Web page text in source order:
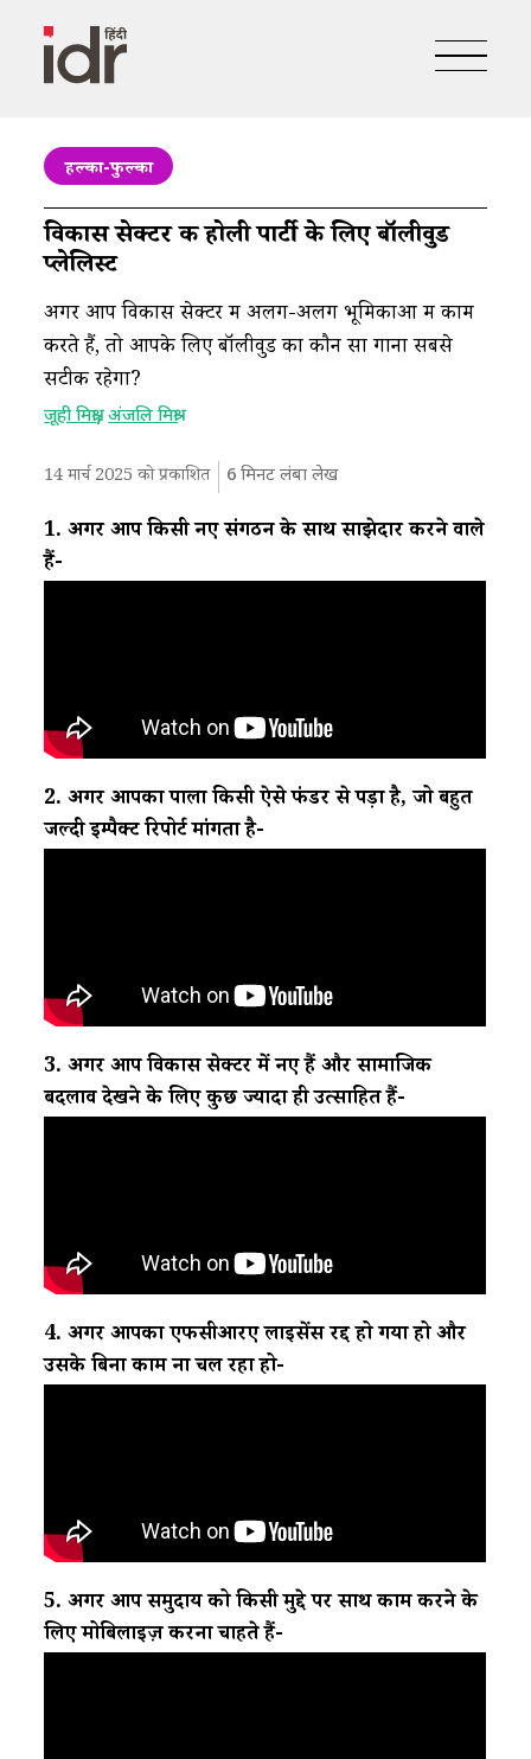
हल्का-फुल्का
विकास सेक्टर की होली पार्टी के लिए बॉलीवुड
प्लेलिस्ट
अगर आप विकास सेक्टर में अलग-अलग भूमिकाओं में काम
करते हैं, तो आपके लिए बॉलीवुड का कौन सा गाना सबसे
सटीक रहेगा?
जूही मिश्रा,अंजलि मिश्रा
14 मार्च 2025 को प्रकाशित 6मिनट लंबा लेख
1. अगर आप किसी नए संगठन के साथ साझेदारी करने वाले
हैं-
2. अगर आपका पाला किसी ऐसे फंडर से पड़ा है, जो बहुत
जल्दी इम्पैक्ट रिपोर्ट मांगता है-
3. अगर आप विकास सेक्टर में नए हैं और सामाजिक
बदलाव देखने के लिए कुछ ज्यादा ही उत्साहित हैं-
4. अगर आपका एफसीआरए लाइसेंस रद्द हो गया हो और
उसके बिना काम ना चल रहा हो-
5. अगर आप समुदाय को किसी मुद्दे पर साथ काम करने के
लिए मोबिलाइज़ करना चाहते हैं-